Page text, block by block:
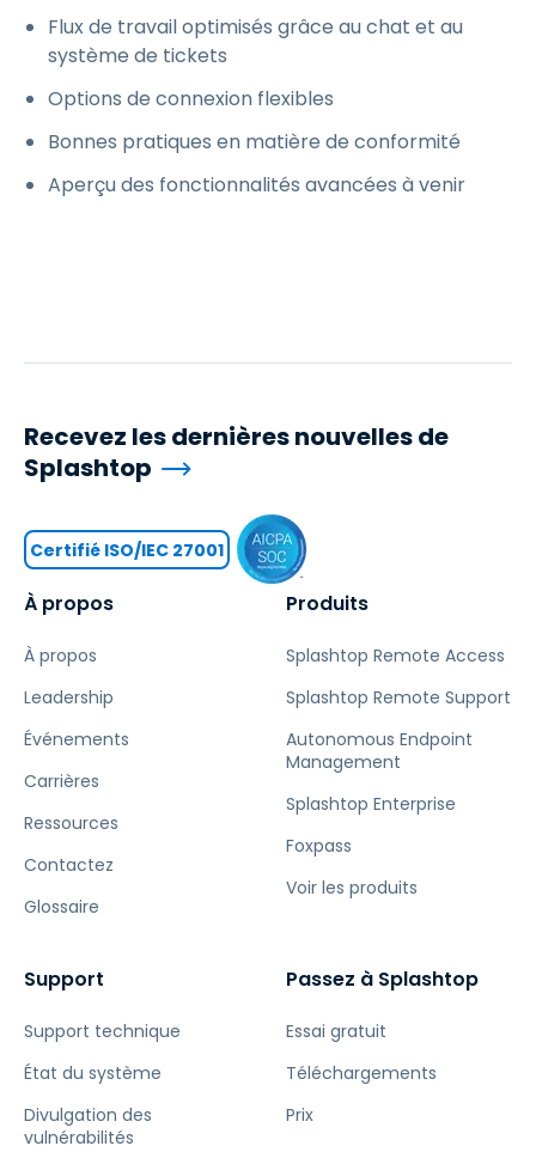
Flux de travail optimisés grâce au chat et au
système de tickets
Options de connexion flexibles
Bonnes pratiques en matière de conformité
Aperçu des fonctionnalités avancées à venir
À propos
À propos
Leadership
Événements
Carrières
Ressources
Contactez
Glossaire
Produits
Splashtop Remote Access
Splashtop Remote Support
Autonomous Endpoint
Management
Splashtop Enterprise
Foxpass
Voir les produits
Support
Support technique
État du système
Divulgation des
vulnérabilités
Passez à Splashtop
Essai gratuit
Téléchargements
Prix
Recevez les dernières nouvelles de
Splashtop
Certifié ISO/IEC 27001